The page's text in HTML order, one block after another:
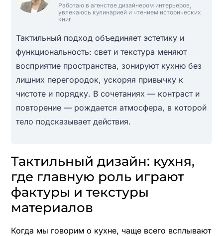
Работаю в агенстве дизайнером интерьеров,
увлекаюсь кулинарией и чтением исторических
книг
Тактильный подход объединяет эстетику и
функциональность: свет и текстура меняют
восприятие пространства, зонируют кухню без
лишних перегородок, ускоряя привычку к
чистоте и порядку. В сочетаниях — контраст и
повторение — рождается атмосфера, в которой
тело подсказывает действия.
Тактильный дизайн: кухня,
где главную роль играют
фактуры и текстуры
материалов
Когда мы говорим о кухне, чаще всего всплывают